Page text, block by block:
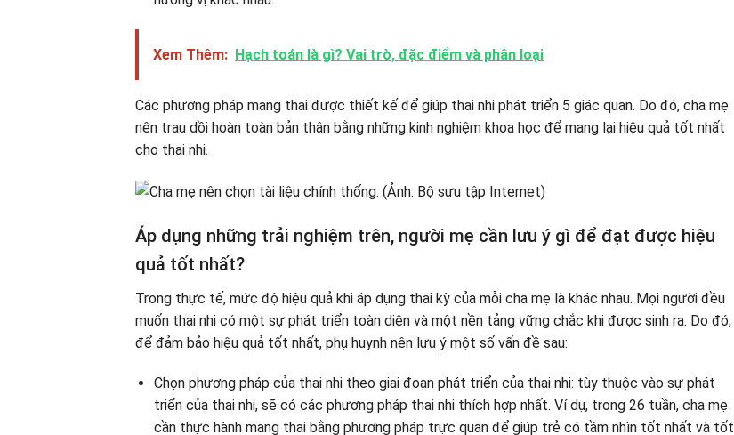
Xem Thêm: Hạch toán là gì? Vai trò, đặc điểm và phân loại
Các phương pháp mang thai được thiết kế để giúp thai nhi phát triển 5 giác quan. Do đó, cha mẹ
nên trau dồi hoàn toàn bản thân bằng những kinh nghiệm khoa học để mang lại hiệu quả tốt nhất
cho thai nhi.
Áp dụng những trải nghiệm trên, người mẹ cần lưu ý gì để đạt được hiệu
quả tốt nhất?
Trong thực tế, mức độ hiệu quả khi áp dụng thai kỳ của mỗi cha mẹ là khác nhau. Mọi người đều
muốn thai nhi có một sự phát triển toàn diện và một nền tảng vững chắc khi được sinh ra. Do đó,
để đảm bảo hiệu quả tốt nhất, phụ huynh nên lưu ý một số vấn đề sau:
Chọn phương pháp của thai nhi theo giai đoạn phát triển của thai nhi: tùy thuộc vào sự phát
triển của thai nhi, sẽ có các phương pháp thai nhi thích hợp nhất. Ví dụ, trong 26 tuần, cha mẹ
cần thực hành mang thai bằng phương pháp trực quan để giúp trẻ có tầm nhìn tốt nhất và tốt